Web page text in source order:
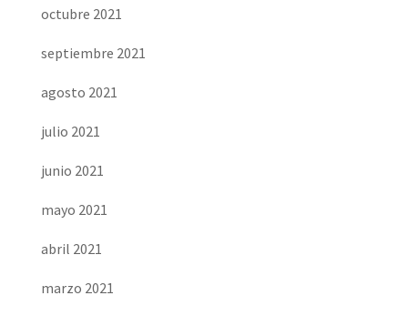
octubre 2021
septiembre 2021
agosto 2021
julio 2021
junio 2021
mayo 2021
abril 2021
marzo 2021